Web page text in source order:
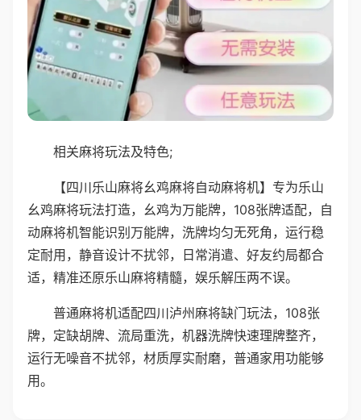
相关麻将玩法及特色;
【四川乐山麻将幺鸡麻将自动麻将机】专为乐山
幺鸡麻将玩法打造，幺鸡为万能牌，108张牌适配，自
动麻将机智能识别万能牌，洗牌均匀无死角，运行稳
定耐用，静音设计不扰邻，日常消遣、好友约局都合
适，精准还原乐山麻将精髓，娱乐解压两不误。
普通麻将机适配四川泸州麻将缺门玩法，108张
牌，定缺胡牌、流局重洗，机器洗牌快速理牌整齐，
运行无噪音不扰邻，材质厚实耐磨，普通家用功能够
用。